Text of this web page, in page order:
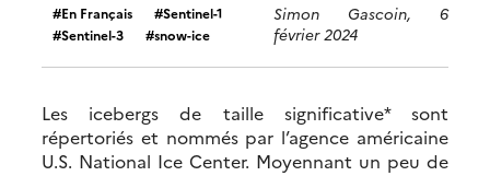
En Français
Sentinel-1
Sentinel-3
snow-ice
Simon Gascoin, 6
février 2024
Les icebergs de taille significative* sont
répertoriés et nommés par l’agence américaine
U.S. National Ice Center. Moyennant un peu de